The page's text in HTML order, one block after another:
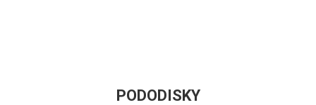
PODODISKY